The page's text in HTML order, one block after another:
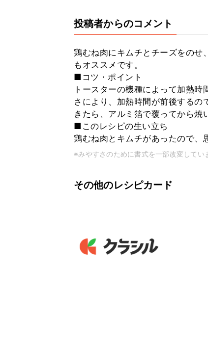
投稿者からのコメント
鶏むね肉にキムチとチーズをのせ
もオススメです。
■コツ・ポイント
トースターの機種によって加熱
さにより、加熱時間が前後するの
きたら、アルミ箔で覆ってから焼
■このレシピの生い立ち
鶏むね肉とキムチがあったので、
※みやすさのために書式を一部改変してい
その他のレシピカード